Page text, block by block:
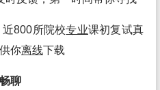
800所院校专业课初复试真
你离线下载
聊